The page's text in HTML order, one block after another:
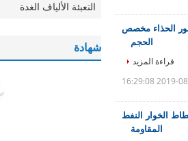
التعبئة الألياف الغدة
شهادة
الحذاء مخصص
الحجم
قراءة المزيد
2019-08-02
الخوار النفط
المقاومة